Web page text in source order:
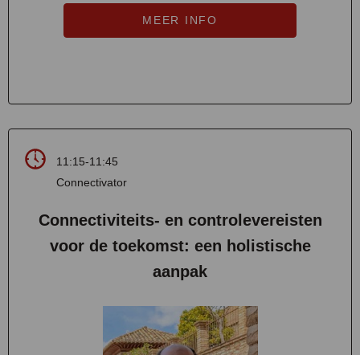
MEER INFO
11:15-11:45
Connectivator
Connectiviteits- en controlevereisten
voor de toekomst: een holistische
aanpak